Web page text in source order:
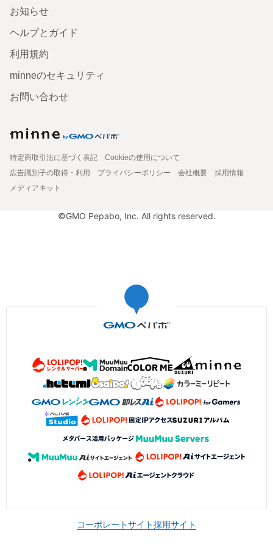
お知らせ
ヘルプとガイド
利用規約
minneのセキュリティ
お問い合わせ
特定商取引法に基づく表記
Cookieの使用について
広告識別子の取得・利用
プライバシーポリシー 会社概要
採用情報
メディアキット
©GMO Pepabo, Inc. All rights reserved.
コーポレートサイト採用サイト